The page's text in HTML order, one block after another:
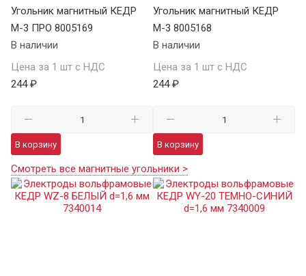
Угольник магнитный КЕДР
М-3 ПРО 8005169
В наличии
Цена за 1 шт с НДС
244 ₽
В корзину
Угольник магнитный КЕДР
М-3 8005168
В наличии
Цена за 1 шт с НДС
244 ₽
В корзину
Смотреть все магнитные угольники >